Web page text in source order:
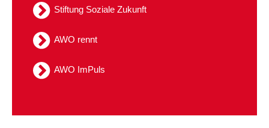
Stiftung Soziale Zukunft
AWO rennt
AWO ImPuls